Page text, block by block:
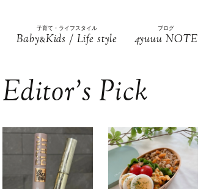
子育て・ライフスタイル
Baby&Kids / Life style
ブログ
4yuuu NOTE
Editor’s Pick